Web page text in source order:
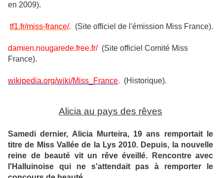
en 2009).
tf1.fr/miss-france/. (Site officiel de l'émission Miss France).
damien.nougarede.free.fr/(Site officiel Comité Miss
France).
wikipedia.org/wiki/Miss_France. (Historique).
Alicia au pays des rêves
Samedi dernier, Alicia Murteira, 19 ans remportait le
titre de Miss Vallée de la Lys 2010. Depuis, la nouvelle
reine de beauté vit un rêve éveillé. Rencontre avec
l'Halluinoise qui ne s'attendait pas à remporter le